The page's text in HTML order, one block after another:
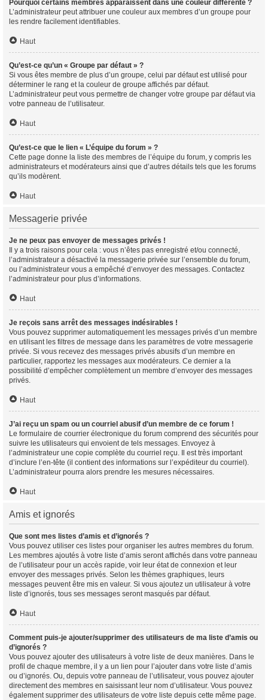
Pourquoi certains membres apparaissent dans une couleur différente ?
L’administrateur peut attribuer une couleur aux membres d’un groupe pour
les rendre facilement identifiables.
Haut
Qu’est-ce qu’un « Groupe par défaut » ?
Si vous êtes membre de plus d’un groupe, celui par défaut est utilisé pour
déterminer le rang et la couleur de groupe affichés par défaut.
L’administrateur peut vous permettre de changer votre groupe par défaut via
votre panneau de l’utilisateur.
Haut
Qu’est-ce que le lien « L’équipe du forum » ?
Cette page donne la liste des membres de l’équipe du forum, y compris les
administrateurs et modérateurs ainsi que d’autres détails tels que les forums
qu’ils modèrent.
Haut
Messagerie privée
Je ne peux pas envoyer de messages privés !
Il y a trois raisons pour cela : vous n’êtes pas enregistré et/ou connecté,
l’administrateur a désactivé la messagerie privée sur l’ensemble du forum,
ou l’administrateur vous a empêché d’envoyer des messages. Contactez
l’administrateur pour plus d’informations.
Haut
Je reçois sans arrêt des messages indésirables !
Vous pouvez supprimer automatiquement les messages privés d’un membre
en utilisant les filtres de message dans les paramètres de votre messagerie
privée. Si vous recevez des messages privés abusifs d’un membre en
particulier, rapportez les messages aux modérateurs. Ce dernier a la
possibilité d’empêcher complètement un membre d’envoyer des messages
privés.
Haut
J’ai reçu un spam ou un courriel abusif d’un membre de ce forum !
Le formulaire de courrier électronique du forum comprend des sécurités pour
suivre les utilisateurs qui envoient de tels messages. Envoyez à
l’administrateur une copie complète du courriel reçu. Il est très important
d’inclure l’en-tête (il contient des informations sur l’expéditeur du courriel).
L’administrateur pourra alors prendre les mesures nécessaires.
Haut
Amis et ignorés
Que sont mes listes d’amis et d’ignorés ?
Vous pouvez utiliser ces listes pour organiser les autres membres du forum.
Les membres ajoutés à votre liste d’amis seront affichés dans votre panneau
de l’utilisateur pour un accès rapide, voir leur état de connexion et leur
envoyer des messages privés. Selon les thèmes graphiques, leurs
messages peuvent être mis en valeur. Si vous ajoutez un utilisateur à votre
liste d’ignorés, tous ses messages seront masqués par défaut.
Haut
Comment puis-je ajouter/supprimer des utilisateurs de ma liste d’amis ou
d’ignorés ?
Vous pouvez ajouter des utilisateurs à votre liste de deux manières. Dans le
profil de chaque membre, il y a un lien pour l’ajouter dans votre liste d’amis
ou d’ignorés. Ou, depuis votre panneau de l’utilisateur, vous pouvez ajouter
directement des membres en saisissant leur nom d’utilisateur. Vous pouvez
également supprimer des utilisateurs de votre liste depuis cette même page.